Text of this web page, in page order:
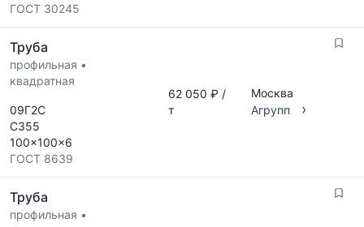
ГОСТ 30245
Труба
профильная •
квадратная
09Г2С
С355
100x100x6
ГОСТ 8639
62 050 ₽ /
т
Москва
Агрупп
›
Труба
профильная •